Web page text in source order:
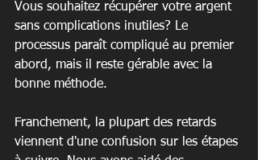
Vous souhaitez récupérer votre argent
sans complications inutiles? Le
processus paraît compliqué au premier
abord, mais il reste gérable avec la
bonne méthode.
Franchement, la plupart des retards
viennent d'une confusion sur les étapes